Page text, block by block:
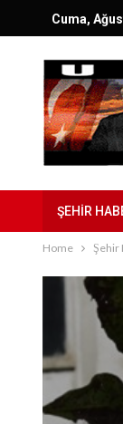
Cuma,
ŞEHIR
Home Şehir